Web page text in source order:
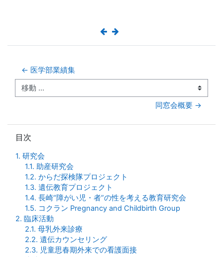
← 医学部業績集
移動 ...
同窓会概要 →
目次
1. 研究会
1.1. 助産研究会
1.2. からだ探検隊プロジェクト
1.3. 遺伝教育プロジェクト
1.4. 長崎“障がい児・者”の性を考える教育研究会
1.5. コクラン Pregnancy and Childbirth Group
2. 臨床活動
2.1. 母乳外来診療
2.2. 遺伝カウンセリング
2.3. 児童思春期外来での看護面接